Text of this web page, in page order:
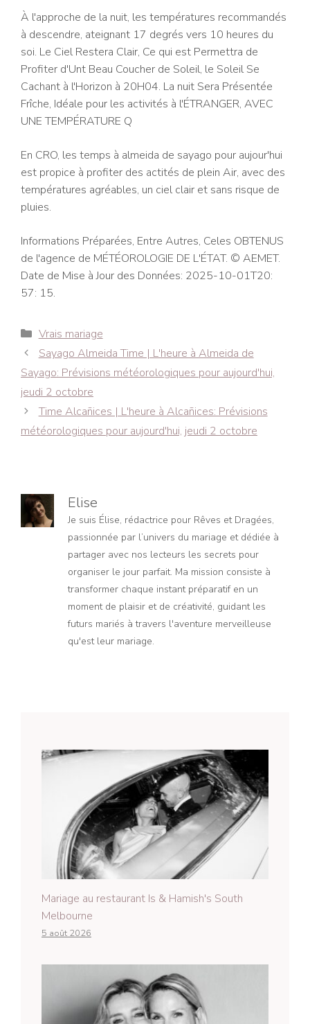
À l'approche de la nuit, les températures recommandés
à descendre, ateignant 17 degrés vers 10 heures du
soi. Le Ciel Restera Clair, Ce qui est Permettra de
Profiter d'Unt Beau Coucher de Soleil, le Soleil Se
Cachant à l'Horizon à 20H04. La nuit Sera Présentée
Frîche, Idéale pour les activités à l'ÉTRANGER, AVEC
UNE TEMPÉRATURE Q
En CRO, les temps à almeida de sayago pour aujour'hui
est propice à profiter des actités de plein Air, avec des
températures agréables, un ciel clair et sans risque de
pluies.
Informations Préparées, Entre Autres, Celes OBTENUS
de l'agence de MÉTÉOROLOGIE DE L'ÉTAT. © AEMET.
Date de Mise à Jour des Données: 2025-10-01T20:
57: 15.
Catégories
Vrais mariage
Navigation
des
articles
Sayago Almeida Time | L'heure à Almeida de
Sayago: Prévisions météorologiques pour aujourd'hui,
jeudi 2 octobre
Time Alcañices | L'heure à Alcañices: Prévisions
météorologiques pour aujourd'hui, jeudi 2 octobre
Elise
Je suis Élise, rédactrice pour Rêves et Dragées,
passionnée par l’univers du mariage et dédiée à
partager avec nos lecteurs les secrets pour
organiser le jour parfait. Ma mission consiste à
transformer chaque instant préparatif en un
moment de plaisir et de créativité, guidant les
futurs mariés à travers l'aventure merveilleuse
qu'est leur mariage.
Mariage au restaurant Is & Hamish's South
Melbourne
5 août 2026